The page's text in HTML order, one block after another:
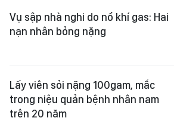
Vụ sập nhà nghi do nổ khí gas: Hai
nạn nhân bỏng nặng
Lấy viên sỏi nặng 100gam, mắc
trong niệu quản bệnh nhân nam
trên 20 năm